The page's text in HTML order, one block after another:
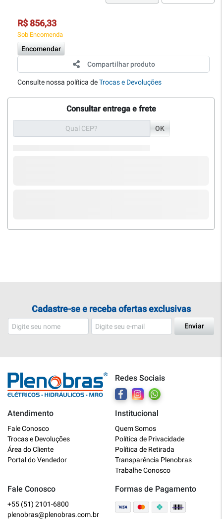
R$ 856,33
Sob Encomenda
Encomendar
Compartilhar produto
Consulte nossa política deTrocas e Devoluções
Consultar entrega e frete
OK
Cadastre-se e receba ofertas exclusivas
Enviar
Redes Sociais
Atendimento
Fale Conosco
Trocas e Devoluções
Área do Cliente
Portal do Vendedor
Institucional
Quem Somos
Política de Privacidade
Política de Retirada
Transparência Plenobras
Trabalhe Conosco
Fale Conosco
+55 (51) 2101-6800
plenobras@plenobras.com.br
Formas de Pagamento
Online
Bem vindo a Plenobras! Aqui você
encontra toda a linha de materiais
O que você deseja?